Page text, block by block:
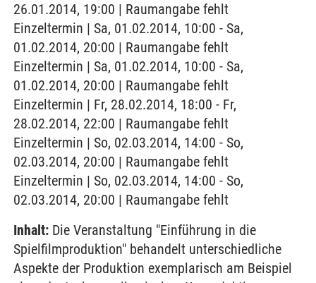
26.01.2014, 19:00 | Raumangabe fehlt
Einzeltermin | Sa, 01.02.2014, 10:00 - Sa,
01.02.2014, 20:00 | Raumangabe fehlt
Einzeltermin | Sa, 01.02.2014, 10:00 - Sa,
01.02.2014, 20:00 | Raumangabe fehlt
Einzeltermin | Fr, 28.02.2014, 18:00 - Fr,
28.02.2014, 22:00 | Raumangabe fehlt
Einzeltermin | So, 02.03.2014, 14:00 - So,
02.03.2014, 20:00 | Raumangabe fehlt
Einzeltermin | So, 02.03.2014, 14:00 - So,
02.03.2014, 20:00 | Raumangabe fehlt
Inhalt: Die Veranstaltung "Einführung in die
Spielfilmproduktion" behandelt unterschiedliche
Aspekte der Produktion exemplarisch am Beispiel